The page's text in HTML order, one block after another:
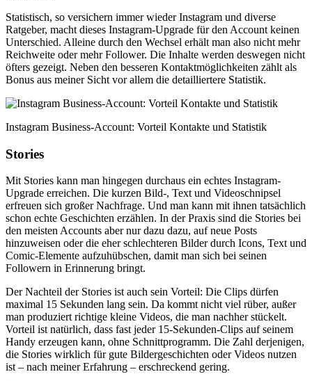
Statistisch, so versichern immer wieder Instagram und diverse
Ratgeber, macht dieses Instagram-Upgrade für den Account keinen
Unterschied. Alleine durch den Wechsel erhält man also nicht mehr
Reichweite oder mehr Follower. Die Inhalte werden deswegen nicht
öfters gezeigt. Neben den besseren Kontaktmöglichkeiten zählt als
Bonus aus meiner Sicht vor allem die detailliertere Statistik.
Instagram Business-Account: Vorteil Kontakte und Statistik
Stories
Mit Stories kann man hingegen durchaus ein echtes Instagram-
Upgrade erreichen. Die kurzen Bild-, Text und Videoschnipsel
erfreuen sich großer Nachfrage. Und man kann mit ihnen tatsächlich
schon echte Geschichten erzählen. In der Praxis sind die Stories bei
den meisten Accounts aber nur dazu dazu, auf neue Posts
hinzuweisen oder die eher schlechteren Bilder durch Icons, Text und
Comic-Elemente aufzuhübschen, damit man sich bei seinen
Followern in Erinnerung bringt.
Der Nachteil der Stories ist auch sein Vorteil: Die Clips dürfen
maximal 15 Sekunden lang sein. Da kommt nicht viel rüber, außer
man produziert richtige kleine Videos, die man nachher stückelt.
Vorteil ist natürlich, dass fast jeder 15-Sekunden-Clips auf seinem
Handy erzeugen kann, ohne Schnittprogramm. Die Zahl derjenigen,
die Stories wirklich für gute Bildergeschichten oder Videos nutzen
ist – nach meiner Erfahrung – erschreckend gering.